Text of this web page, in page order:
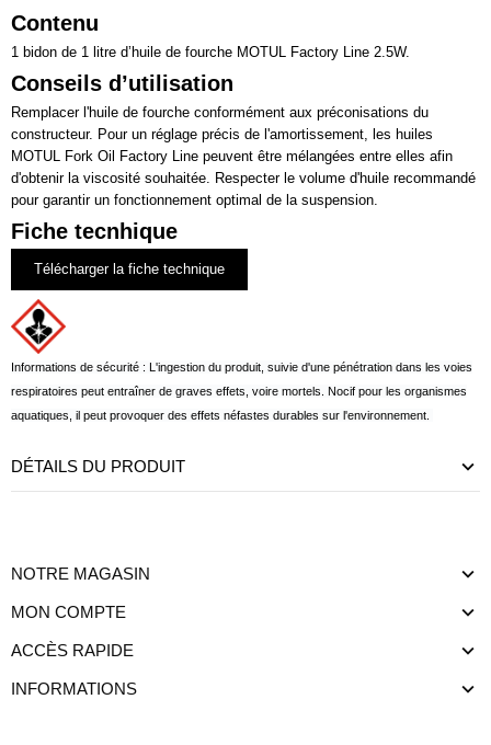
Contenu
1 bidon de 1 litre d’huile de fourche MOTUL Factory Line 2.5W.
Conseils d’utilisation
Remplacer l'huile de fourche conformément aux préconisations du
constructeur. Pour un réglage précis de l'amortissement, les huiles
MOTUL Fork Oil Factory Line peuvent être mélangées entre elles afin
d'obtenir la viscosité souhaitée. Respecter le volume d'huile recommandé
pour garantir un fonctionnement optimal de la suspension.
Fiche tecnhique
Télécharger la fiche technique
Informations de sécurité : L'ingestion du produit, suivie d'une pénétration dans les voies
respiratoires peut entraîner de graves effets, voire mortels. Nocif pour les organismes
aquatiques, il peut provoquer des effets néfastes durables sur l'environnement.
DÉTAILS DU PRODUIT
NOTRE MAGASIN
MON COMPTE
ACCÈS RAPIDE
INFORMATIONS